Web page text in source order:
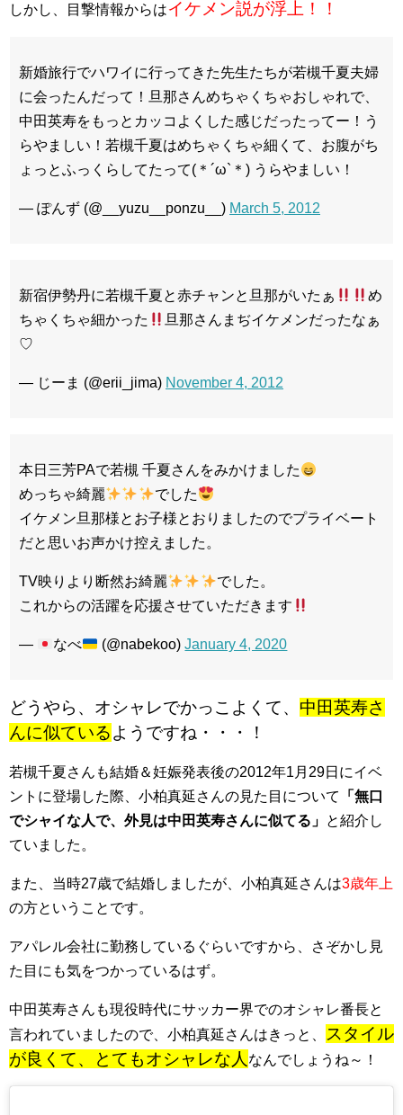
しかし、目撃情報からはイケメン説が浮上！！
新婚旅行でハワイに行ってきた先生たちが若槻千夏夫婦
に会ったんだって！旦那さんめちゃくちゃおしゃれで、
中田英寿をもっとカッコよくした感じだったってー！う
らやましい！若槻千夏はめちゃくちゃ細くて、お腹がち
ょっとふっくらしてたって(＊´ω`＊) うらやましい！
— ぽんず (@__yuzu__ponzu__) March 5, 2012
新宿伊勢丹に若槻千夏と赤チャンと旦那がいたぁ
め
ちゃくちゃ細かった
旦那さんまぢイケメンだったなぁ
♡
— じーま (@erii_jima) November 4, 2012
本日三芳PAで若槻 千夏さんをみかけました
めっちゃ綺麗
でした
イケメン旦那様とお子様とおりましたのでプライベート
だと思いお声かけ控えました。
TV映りより断然お綺麗
でした。
これからの活躍を応援させていただきます
— なべ (@nabekoo)January 4, 2020
どうやら、オシャレでかっこよくて、 中田英寿さ
んに似ているようですね・・・！
若槻千夏さんも結婚＆妊娠発表後の2012年1月29日にイベ
ントに登場した際、小柏真延さんの見た目について
「無口
でシャイな人で、外見は中田英寿さんに似てる」 と紹介し
ていました。
また、当時27歳で結婚しましたが、小柏真延さんは3歳年上
の方ということです。
アパレル会社に勤務しているぐらいですから、さぞかし見
た目にも気をつかっているはず。
中田英寿さんも現役時代にサッカー界でのオシャレ番長と
言われていましたので、小柏真延さんはきっと、
スタイル
が良くて、とてもオシャレな人 なんでしょうね～！